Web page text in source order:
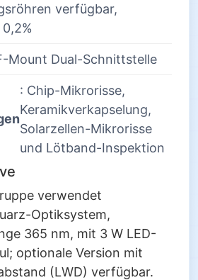
verfügbar,
Mount Dual-Schnittstelle
: Chip-Mikrorisse,
Keramikverkapselung,
Solarzellen-Mikrorisse
und Lötband-Inspektion
verwendet
Optiksystem,
365 nm, mit 3 W LED-
optionale Version mit
(LWD) verfügbar.